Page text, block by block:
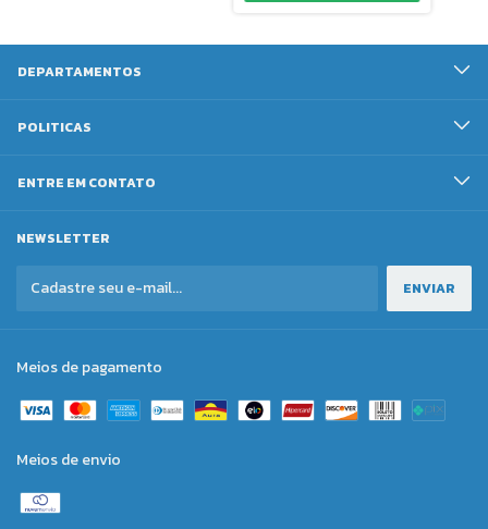
DEPARTAMENTOS
POLITICAS
ENTRE EM CONTATO
NEWSLETTER
Meios de pagamento
Meios de envio